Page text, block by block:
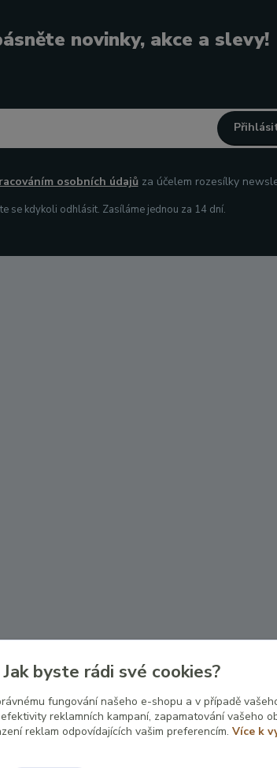
novinky, akce a slevy!
osobních údajůza účelem rozesílky
se kdykoli odhlásit. Zasíláme jednou za 14 dní.
Jak byste rádi své cookies?
fungování našeho e-shopu a v případě
reklamních kampaní, zapamatování vašeho
reklam odpovídajících vašim preferencím. Více k